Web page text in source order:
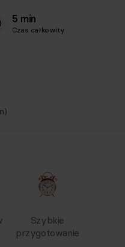
5 min
Czas całkowity
Szybkie
przygotowanie